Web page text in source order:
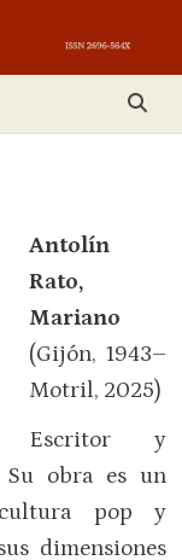
Antolín
Rato,
Mariano
(Gijón, 1943–
Motril, 2025)
Escritor y
Su obra es un
pop y
dimensiones